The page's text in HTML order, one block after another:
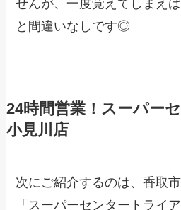
せんが、一度覚えてしまえ
と間違いなしです◎
24時間営業！スーパー
小見川店
次にご紹介するのは、香取
「スーパーセンタートライ